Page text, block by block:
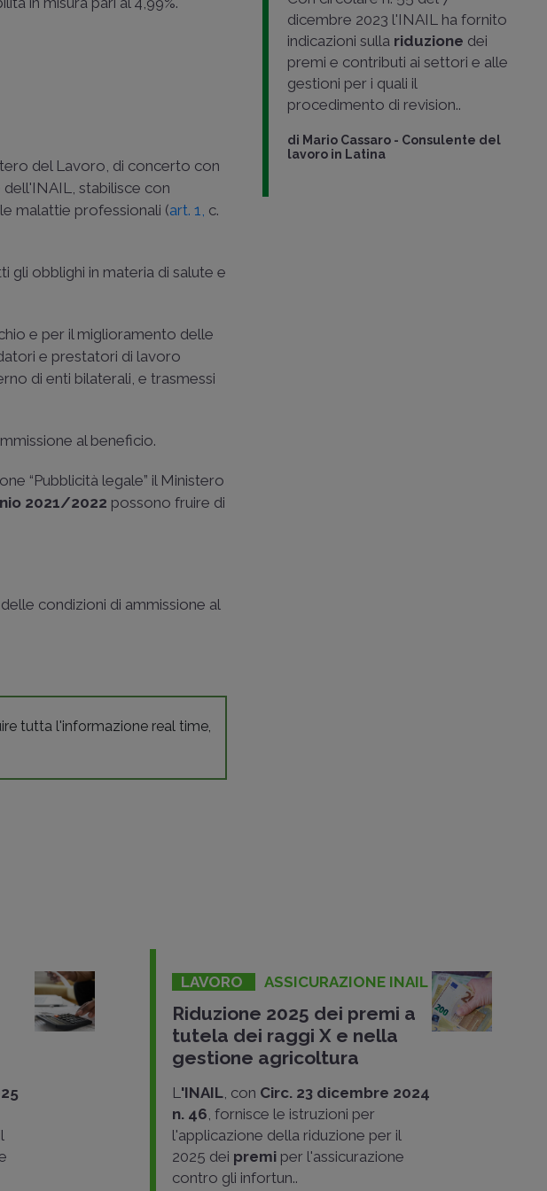
del Lavoro, di concerto con
stabilisce con
malattie professionali (art. 1, c.
gli obblighi in materia di salute e
e per il miglioramento delle
e prestatori di lavoro
di enti bilaterali, e trasmessi
al beneficio.
“Pubblicità legale” il Ministero
2021/2022 possono fruire di
condizioni di ammissione al
tutta l'informazione real time,
dicembre 2023 l'INAIL ha fornito
indicazioni sulla riduzione dei
premi e contributi ai settori e alle
gestioni per i quali il
procedimento di revision..
di Mario Cassaro - Consulente del
lavoro in Latina
LAVORO ASSICURAZIONE INAIL
Riduzione 2025 dei premi a
tutela dei raggi X e nella
gestione agricoltura
L'INAIL, con Circ. 23 dicembre 2024
n. 46, fornisce le istruzioni per
l'applicazione della riduzione per il
2025 dei premi per l'assicurazione
contro gli infortun..